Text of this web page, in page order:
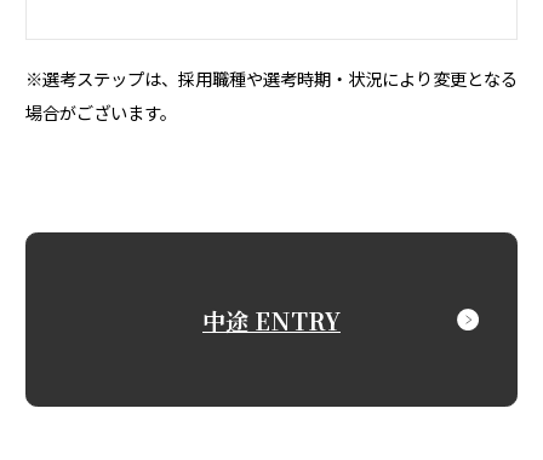
※選考ステップは、採用職種や選考時期・状況により変更となる
場合がございます。
中途 ENTRY